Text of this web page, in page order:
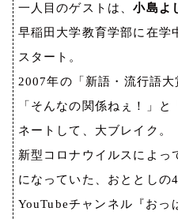
一人目のゲストは、小島よ
早稲田大学教育学部に在学
スタート。
2007年の「新語・流行語大
「そんなの関係ねぇ！」
ネートして、大ブレイク。
新型コロナウイルスによっ
になっていた、おととしの4
YouTubeチャンネル『おっ